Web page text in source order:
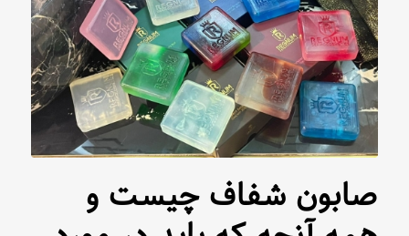
صابون شفاف چیست و